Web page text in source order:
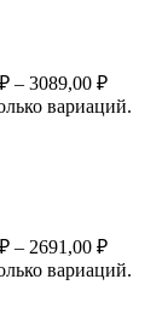
– 3089,00 ₽
вариаций.
– 2691,00 ₽
вариаций.